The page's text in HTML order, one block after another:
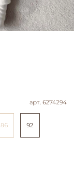
арт. 6274294
86 92